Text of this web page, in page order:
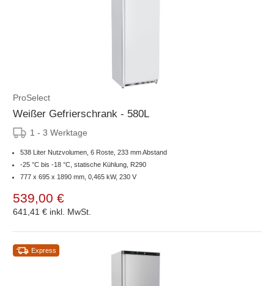
ProSelect
Weißer Gefrierschrank - 580L
1 - 3 Werktage
538 Liter Nutzvolumen, 6 Roste, 233 mm Abstand
-25 °C bis -18 °C, statische Kühlung, R290
777 x 695 x 1890 mm, 0,465 kW, 230 V
539,00 €
641,41 € inkl. MwSt.
Express